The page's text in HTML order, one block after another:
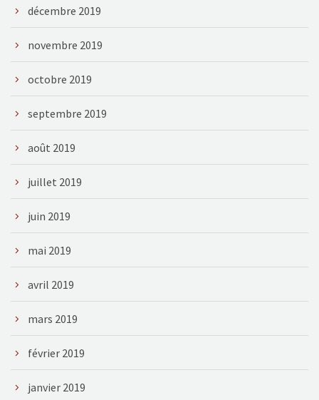
décembre 2019
novembre 2019
octobre 2019
septembre 2019
août 2019
juillet 2019
juin 2019
mai 2019
avril 2019
mars 2019
février 2019
janvier 2019